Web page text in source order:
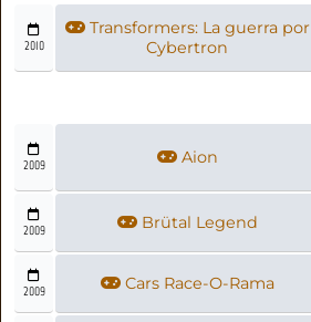
2010
Transformers: La guerra por
Cybertron
2009 Aion
2009 Brütal Legend
2009 Cars Race-O-Rama